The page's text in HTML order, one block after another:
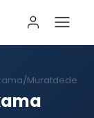
Muratdede